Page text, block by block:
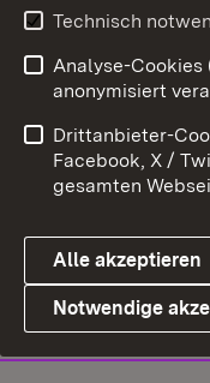
Technisch
Analyse-Cookies
anonymisiert
Drittanbieter-
Facebook, X /
gesamten
Alle akzeptieren
Notwendige